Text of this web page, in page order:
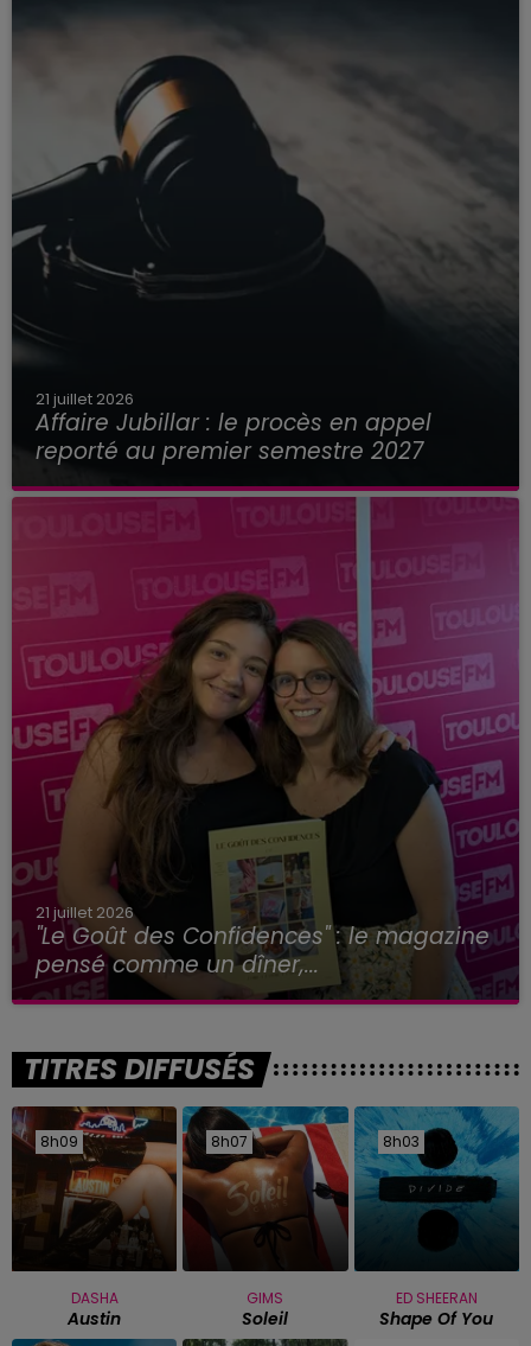
21 juillet 2026
Affaire Jubillar : le procès en appel
reporté au premier semestre 2027
21 juillet 2026
"Le Goût des Confidences" : le magazine
pensé comme un dîner,...
TITRES DIFFUSÉS
8h09
8h09
DASHA
Austin
8h07
8h07
GIMS
Soleil
8h03
8h03
ED SHEERAN
Shape Of You